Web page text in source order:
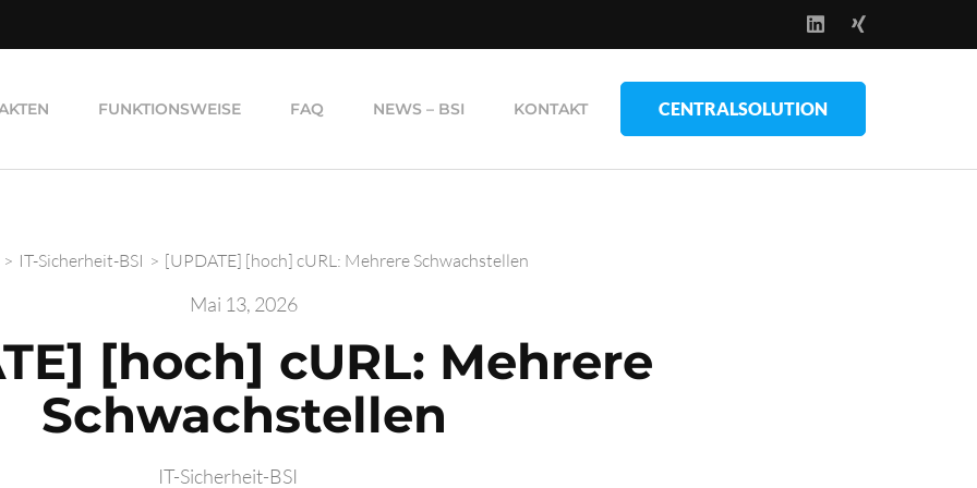
FUNKTIONSWEISE FAQ NEWS – BSI KONTAKT CENTRALSOLUTION
> IT-Sicherheit-BSI > [UPDATE] [hoch] cURL: Mehrere Schwachstellen
Mai 13, 2026
[hoch] cURL: Mehrere
Schwachstellen
IT-Sicherheit-BSI